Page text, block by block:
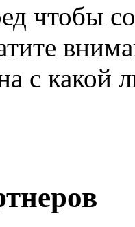
чтобы
с какой